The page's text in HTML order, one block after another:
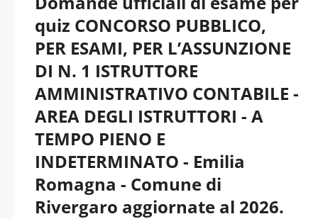
quiz CONCORSO PUBBLICO,
PER ESAMI, PER L’ASSUNZIONE
DI N. 1 ISTRUTTORE
AMMINISTRATIVO CONTABILE -
AREA DEGLI ISTRUTTORI - A
TEMPO PIENO E
INDETERMINATO - Emilia
Romagna - Comune di
Rivergaro aggiornate al 2026.